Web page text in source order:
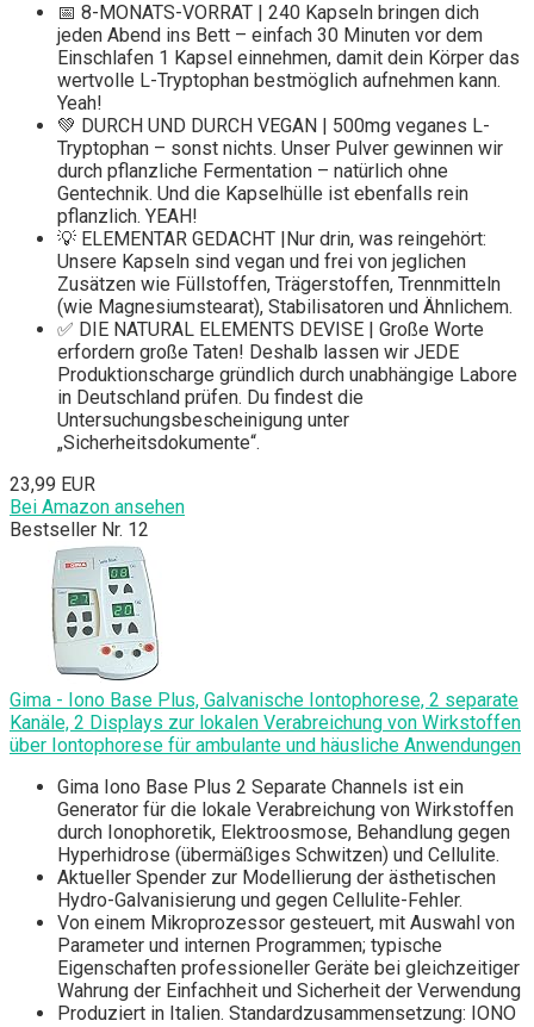
📅 8-MONATS-VORRAT | 240 Kapseln bringen dich
jeden Abend ins Bett – einfach 30 Minuten vor dem
Einschlafen 1 Kapsel einnehmen, damit dein Körper das
wertvolle L-Tryptophan bestmöglich aufnehmen kann.
Yeah!
💚 DURCH UND DURCH VEGAN | 500mg veganes L-
Tryptophan – sonst nichts. Unser Pulver gewinnen wir
durch pflanzliche Fermentation – natürlich ohne
Gentechnik. Und die Kapselhülle ist ebenfalls rein
pflanzlich. YEAH!
💡 ELEMENTAR GEDACHT |Nur drin, was reingehört:
Unsere Kapseln sind vegan und frei von jeglichen
Zusätzen wie Füllstoffen, Trägerstoffen, Trennmitteln
(wie Magnesiumstearat), Stabilisatoren und Ähnlichem.
✅ DIE NATURAL ELEMENTS DEVISE | Große Worte
erfordern große Taten! Deshalb lassen wir JEDE
Produktionscharge gründlich durch unabhängige Labore
in Deutschland prüfen. Du findest die
Untersuchungsbescheinigung unter
„Sicherheitsdokumente“.
23,99 EUR
Bei Amazon ansehen
Bestseller Nr. 12
Gima - Iono Base Plus, Galvanische Iontophorese, 2 separate
Kanäle, 2 Displays zur lokalen Verabreichung von Wirkstoffen
über Iontophorese für ambulante und häusliche Anwendungen
Gima Iono Base Plus 2 Separate Channels ist ein
Generator für die lokale Verabreichung von Wirkstoffen
durch Ionophoretik, Elektroosmose, Behandlung gegen
Hyperhidrose (übermäßiges Schwitzen) und Cellulite.
Aktueller Spender zur Modellierung der ästhetischen
Hydro-Galvanisierung und gegen Cellulite-Fehler.
Von einem Mikroprozessor gesteuert, mit Auswahl von
Parameter und internen Programmen; typische
Eigenschaften professioneller Geräte bei gleichzeitiger
Wahrung der Einfachheit und Sicherheit der Verwendung
Produziert in Italien. Standardzusammensetzung: IONO